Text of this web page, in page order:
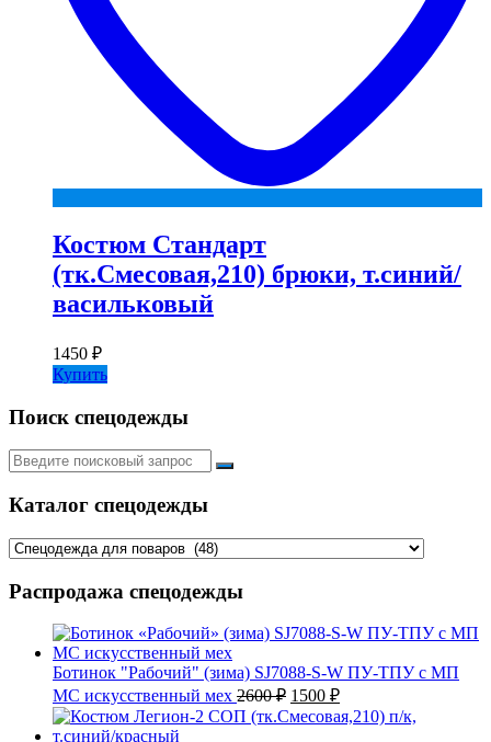
Костюм Стандарт
(тк.Смесовая,210) брюки, т.синий/
васильковый
1450 ₽
Купить
Поиск спецодежды
Искать:
Каталог спецодежды
Распродажа спецодежды
Ботинок "Рабочий" (зима) SJ7088-S-W ПУ-ТПУ с МП
МС искусственный мех 2600₽ Первоначальная
цена
составляла
1500 ₽Текущая
цена: